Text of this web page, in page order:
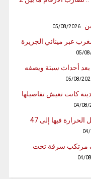
05/08/2026
إلى المغرب عبر مينائي الجزيرة
05/
بعد أحداث سبتة ويصفه
05/08/
/4.. ذاكرة مدينة كانت تعيش تفاصيلها
04/08/
موجة حر جديدة إلى غاية الخميس تصل الحرارة فيها إلى 47
مرتكب سرقة تحت
04/